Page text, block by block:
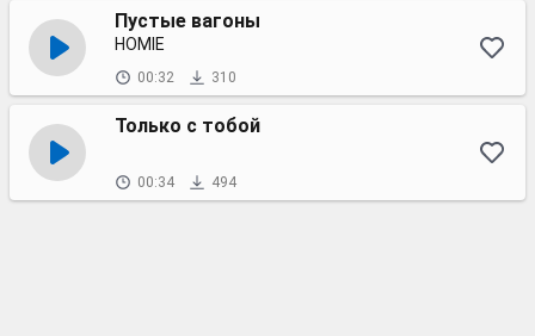
Пустые вагоны
HOMIE
00:32 310
Только с тобой
00:34 494